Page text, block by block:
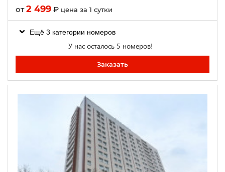
от2 499 ₽ цена за 1 сутки
Ещё 3 категории номеров
У нас осталось 5 номеров!
Заказать